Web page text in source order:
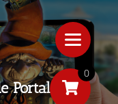
Portal
0